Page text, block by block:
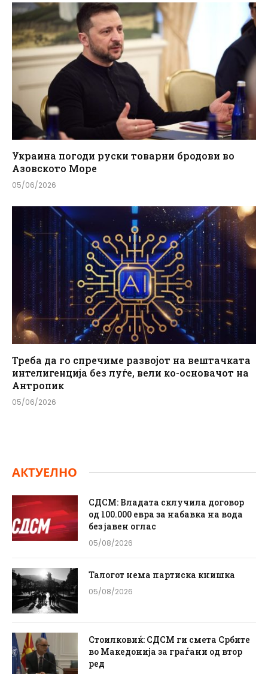
Украина погоди руски товарни бродови во
Азовското Море
05/06/2026
Треба да го спречиме развојот на вештачката
интелигенција без луѓе, вели ко-основачот на
Антропик
05/06/2026
АКТУЕЛНО
СДСМ: Владата склучила договор
од 100.000 евра за набавка на вода
без јавен оглас
05/08/2026
Талогот нема партиска книшка
05/08/2026
Стоилковиќ: СДСМ ги смета Србите
во Македонија за граѓани од втор
ред